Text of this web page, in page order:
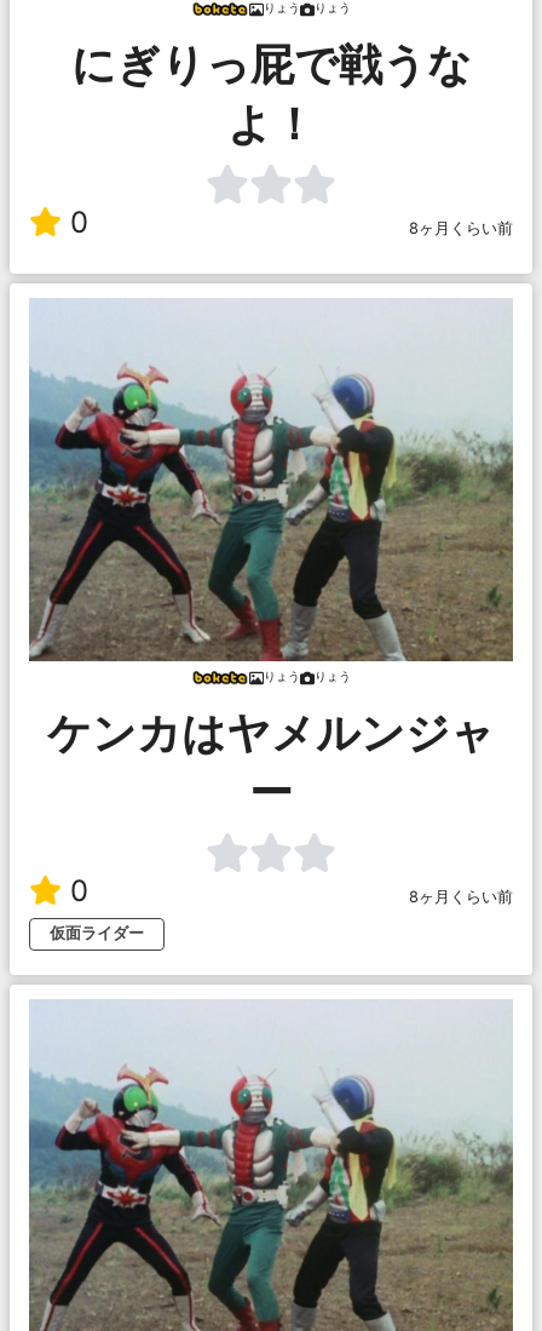
りょう りょう
にぎりっ屁で戦うな
よ！
0 8ヶ月くらい前
りょう りょう
ケンカはヤメルンジャ
ー
0
8ヶ月くらい前
仮面ライダー